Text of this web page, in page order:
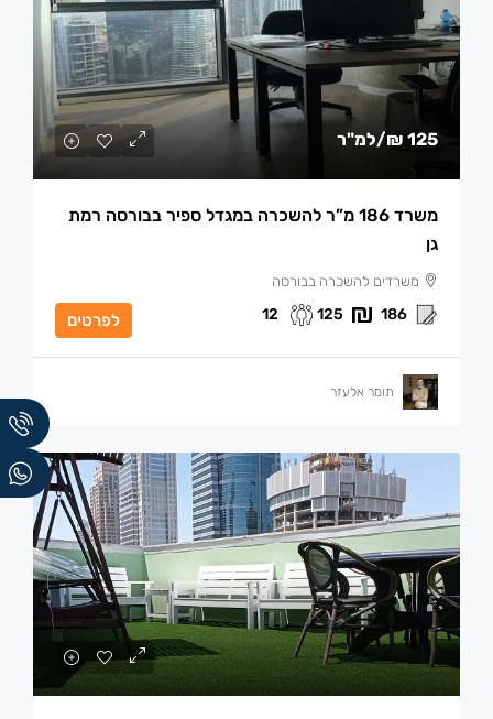
125 ₪ /למ"ר
משרד 186 מ”ר להשכרה במגדל ספיר בבורסה רמת
גן
משרדים להשכרה בבורסה
186
125
12 לפרטים
תומר אלעזר